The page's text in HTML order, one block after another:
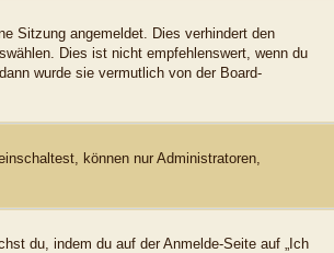
Sitzung angemeldet. Dies verhindert den
Dies ist nicht empfehlenswert, wenn du
wurde sie vermutlich von der Board-
können nur Administratoren,
du, indem du auf der Anmelde-Seite auf „Ich